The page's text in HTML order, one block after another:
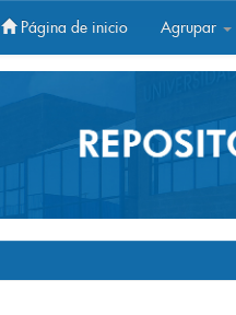
Página de inicio Agrupar